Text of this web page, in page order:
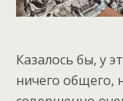
Казалось бы, у
ничего общего,